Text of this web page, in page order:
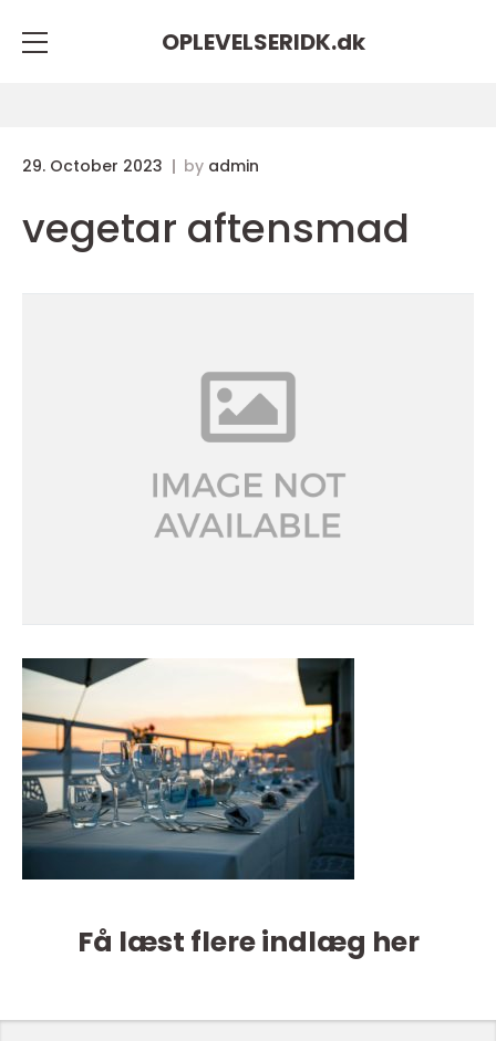
OPLEVELSERIDK.dk
29. October 2023 by admin
vegetar aftensmad
Få læst flere indlæg her